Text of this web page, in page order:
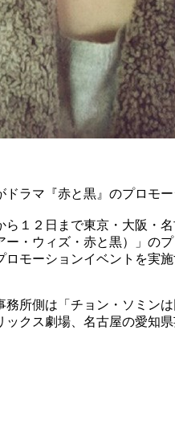
ラマ『赤と黒』のプロモ
ら１２日まで東京・大
ー・ウィズ・赤と黒）」の
ロモーションイベントを実
務所側は「チョン・ソミン
ックス劇場、名古屋の愛知